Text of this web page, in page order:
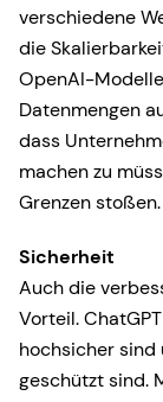
verschiedene
die
OpenAI-
Datenmengen
dass
machen zu
Grenzen stoßen.
Sicherheit
Auch die
Vorteil.
hochsicher
geschützt sind.